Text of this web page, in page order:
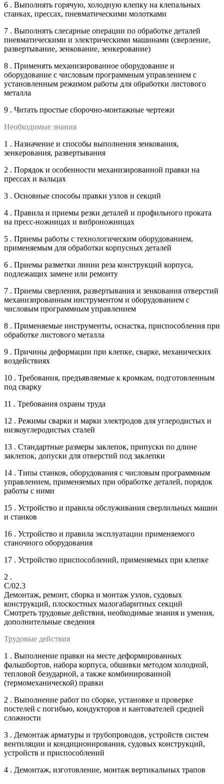
6 . Выполнять горячую, холодную клепку на клепальных
станках, прессах, пневматическими молотками
7 . Выполнять слесарные операции по обработке деталей
пневматическими и электрическими машинами (сверление,
развертывание, зенкование, зенкерование)
8 . Применять механизированное оборудование и
оборудование с числовым программным управлением с
установленным режимом работы для обработки листового
металла
9 . Читать простые сборочно-монтажные чертежи
Необходимые знания
1 . Назначение и способы выполнения зенкования,
зенкерования, развертывания
2 . Порядок и особенности механизированной правки на
прессах и вальцах
3 . Основные способы правки узлов и секций
4 . Правила и приемы резки деталей и профильного проката
на пресс-ножницах и виброножницах
5 . Приемы работы с технологическим оборудованием,
применяемым для обработки корпусных деталей
6 . Приемы разметки линии реза конструкций корпуса,
подлежащих замене или ремонту
7 . Приемы сверления, развертывания и зенкования отверстий
механизированным инструментом и оборудованием с
числовым программным управлением
8 . Применяемые инструменты, оснастка, приспособления при
обработке листового металла
9 . Причины деформации при клепке, сварке, механических
воздействиях
10 . Требования, предъявляемые к кромкам, подготовленным
под сварку
11 . Требования охраны труда
12 . Режимы сварки и марки электродов для углеродистых и
низкоуглеродистых сталей
13 . Стандартные размеры заклепок, припуски по длине
заклепок, допуски для отверстий под заклепки
14 . Типы станков, оборудования с числовым программным
управлением, применяемых при обработке деталей, порядок
работы с ними
15 . Устройство и правила обслуживания сверлильных машин
и станков
16 . Устройство и правила эксплуатации применяемого
станочного оборудования
17 . Устройство приспособлений, применяемых при клепке
2 .
C/02.3
Демонтаж, ремонт, сборка и монтаж узлов, судовых
конструкций, плоскостных малогабаритных секций
Смотреть трудовые действия, необходимые знания и умения,
дополнительные сведения
Трудовые действия
1 . Выполнение правки на месте деформированных
фальшбортов, набора корпуса, обшивки методом холодной,
тепловой безударной, а также комбинированной
(термомеханической) правки
2 . Выполнение работ по сборке, установке и проверке
постелей с погибью, кондукторов и кантователей средней
сложности
3 . Демонтаж арматуры и трубопроводов, устройств систем
вентиляции и кондиционирования, судовых конструкций,
устройств и приспособлений
4 . Демонтаж, изготовление, монтаж вертикальных трапов